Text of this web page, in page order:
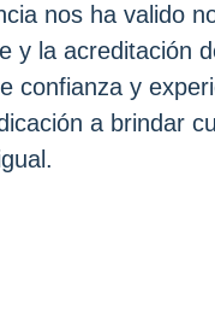
nos ha valido
y la acreditación
confianza y
a brindar